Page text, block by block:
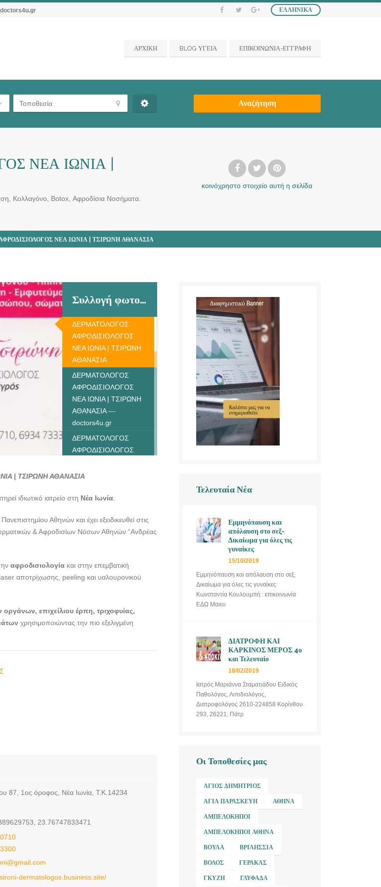
ΕΛΛΗΝΙΚΆ
ΑΡΧΙΚΗ BLOG ΥΓΕΙΑ ΕΠΙΚΟΙΝΩΝΙΑ-ΕΓΓΡΑΦΗ
Αναζήτηση
ΝΕΑ ΙΩΝΙΑ |
Κολλαγόνο, Botox, Αφροδίσια Νοσήματα.
κοινόχρηστο στοιχείο αυτή η σελίδα
ΝΕΑ ΙΩΝΙΑ | ΤΣΙΡΩΝΗ ΑΘΑΝΑΣΙΑ
Συλλογή φωτογραφιών
ΔΕΡΜΑΤΟΛΟΓΟΣ
ΑΦΡΟΔΙΣΙΟΛΟΓΟΣ
ΝΕΑ ΙΩΝΙΑ | ΤΣΙΡΩΝΗ
ΑΘΑΝΑΣΙΑ
ΔΕΡΜΑΤΟΛΟΓΟΣ
ΑΦΡΟΔΙΣΙΟΛΟΓΟΣ
ΝΕΑ ΙΩΝΙΑ | ΤΣΙΡΩΝΗ
ΑΘΑΝΑΣΙΑ ---
doctors4u.gr
ΔΕΡΜΑΤΟΛΟΓΟΣ
ΑΦΡΟΔΙΣΙΟΛΟΓΟΣ
ΑΘΑΝΑΣΙΑ ---
ΔΕΡΜΑΤΟΛΟΓΟΣ
ΝΕΑ ΙΩΝΙΑ | ΤΣΙΡΩΝΗ
ΑΘΑΝΑΣΙΑ ---
ΔΕΡΜΑΤΟΛΟΓΟΣ
ΑΦΡΟΔΙΣΙΟΛΟΓΟΣ
doctors4u.gr
ΔΕΡΜΑΤΟΛΟΓΟΣ
ΝΕΑ ΙΩΝΙΑ | ΤΣΙΡΩΝΗ
ΑΦΡΟΔΙΣΙΟΛΟΓΟΣ
| ΤΣΙΡΩΝΗ ΑΘΑΝΑΣΙΑ
ιδιωτικό ιατρείο στη Νέα Ιωνία
Αθηνών και έχει εξειδικευθεί στις
& Αφροδισίων Νόσων Αθηνών “Ανδρέας
αφροδισιολογία και στην επεμβατική
αποτρίχωσης, peeling και υαλουρονικού
επιχείλιου έρπη, τριχοφυίας,
χρησιμοποιώντας την πιο εξελιγμένη
87, 1ος όροφος, Νέα Ιωνία, Τ.Κ.14234
23.76747833471
dermatologos.business.site/
Τελευταία Νέα
Εμμηνόπαυση και
απόλαυση στο σεξ-
Δικαίωμα για όλες τις
γυναίκες
15/10/2019
Εμμηνόπαυση και απόλαυση στο σεξ,
Δικαίωμα για όλες τις γυναίκες
Κωνσταντία Κουλουμπή : επικοινωνία
ΕΔΩ Μαιευ
ΔΙΑΤΡΟΦΗ ΚΑΙ
ΚΑΡΚΙΝΟΣ ΜΕΡΟΣ 4ο
και Τελευταίο
18/02/2019
Ιατρός Μαριάννα Σταματιάδου Ειδικός
Παθολόγος, Λιπιδιολόγος,
Διατροφολόγος 2610-224858 Κορίνθου
293, 26221, Πάτρ
Οι Τοποθεσίες μας
ΆΓΙΟΣ ΔΗΜΉΤΡΙΟΣ
ΑΓΊΑ ΠΑΡΑΣΚΕΥΉ ΑΘΉΝΑ
ΑΜΠΕΛΌΚΗΠΟΙ
ΑΜΠΕΛΌΚΗΠΟΙ ΑΘΉΝΑ
ΒΟΎΛΑ ΒΡΙΛΉΣΣΙΑ
ΒΌΛΟΣ ΓΈΡΑΚΑΣ
ΓΚΎΖΗ ΓΛΥΦΆΔΑ